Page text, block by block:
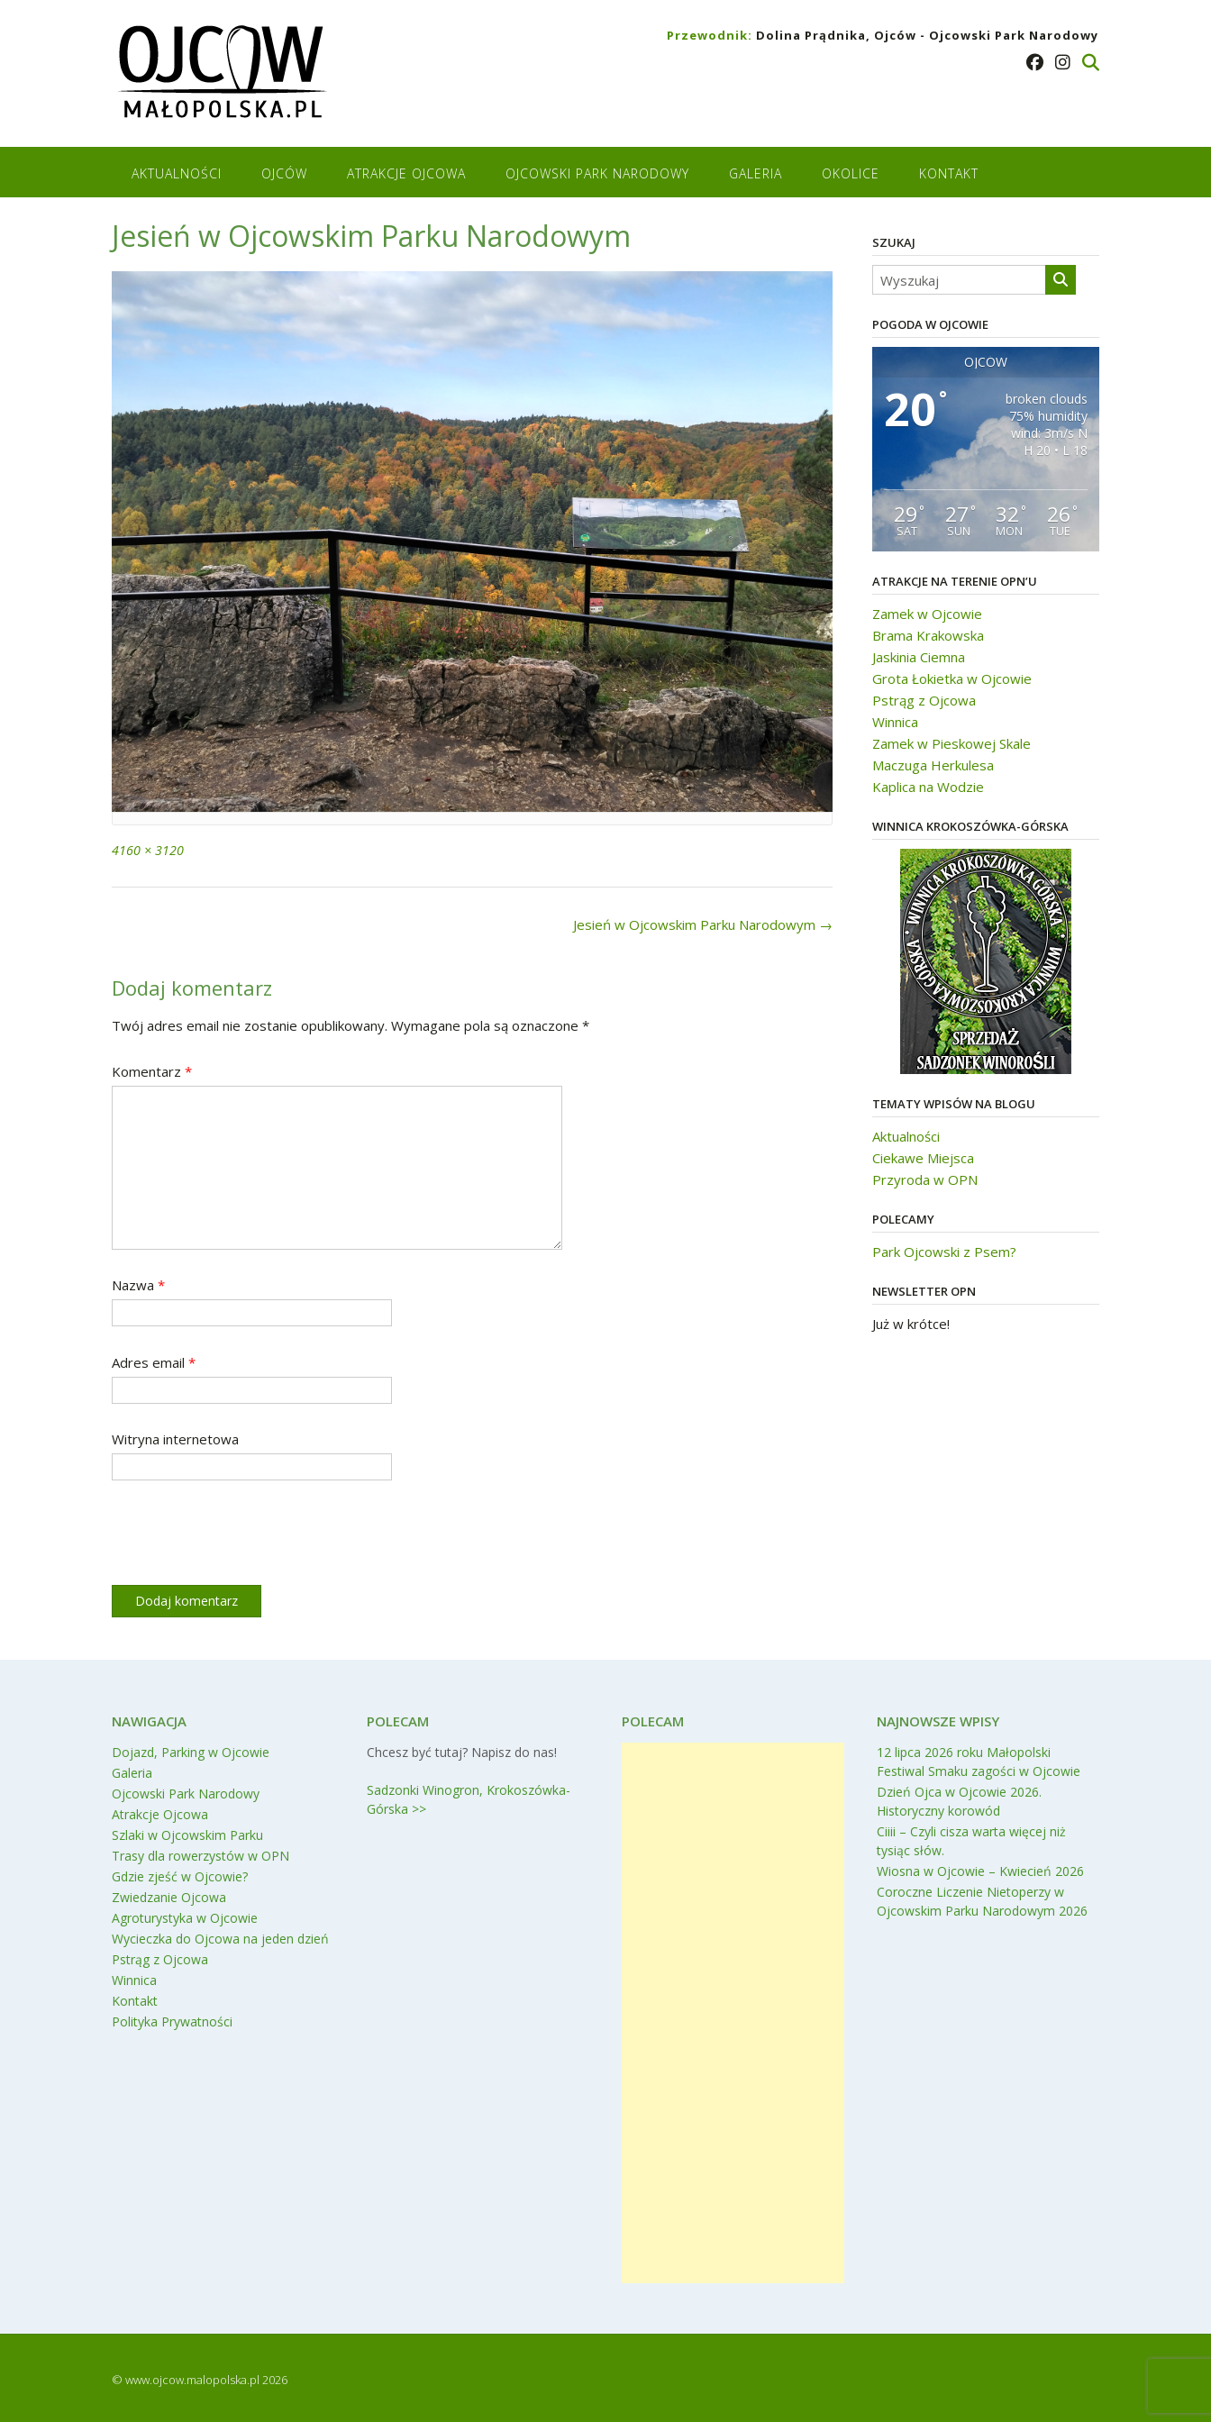
Przewodnik: Dolina Prądnika, Ojców - Ojcowski Park Narodowy
AKTUALNOŚCI OJCÓW ATRAKCJE OJCOWA OJCOWSKI PARK NARODOWY GALERIA OKOLICE KONTAKT
Jesień w Ojcowskim Parku Narodowym
Full
4160 × 3120
Jesień w Ojcowskim Parku Narodowym →
Dodaj komentarz
Twój adres email nie zostanie opublikowany. Wymagane pola są oznaczone *
Komentarz *
Nazwa *
Adres email *
Witryna internetowa
SZUKAJ
POGODA W OJCOWIE
OJCÓW
20°
broken clouds
75% humidity
wind: 3m/s N
H 20 • L 18
29 °
SAT
27 °
SUN
32 °
MON
26 °
TUE
ATRAKCJE NA TERENIE OPN’U
Zamek w Ojcowie
Brama Krakowska
Jaskinia Ciemna
Grota Łokietka w Ojcowie
Pstrąg z Ojcowa
Winnica
Zamek w Pieskowej Skale
Maczuga Herkulesa
Kaplica na Wodzie
WINNICA KROKOSZÓWKA-GÓRSKA
TEMATY WPISÓW NA BLOGU
Aktualności
Ciekawe Miejsca
Przyroda w OPN
POLECAMY
Park Ojcowski z Psem?
NEWSLETTER OPN
Już w krótce!
NAWIGACJA
Dojazd, Parking w Ojcowie
Galeria
Ojcowski Park Narodowy
Atrakcje Ojcowa
Szlaki w Ojcowskim Parku
Trasy dla rowerzystów w OPN
Gdzie zjeść w Ojcowie?
Zwiedzanie Ojcowa
Agroturystyka w Ojcowie
Wycieczka do Ojcowa na jeden dzień
Pstrąg z Ojcowa
Winnica
Kontakt
Polityka Prywatności
POLECAM
Chcesz być tutaj? Napisz do nas!
Sadzonki Winogron, Krokoszówka-
Górska >>
POLECAM NAJNOWSZE WPISY
12 lipca 2026 roku Małopolski
Festiwal Smaku zagości w Ojcowie
Dzień Ojca w Ojcowie 2026.
Historyczny korowód
Ciiii – Czyli cisza warta więcej niż
tysiąc słów.
Wiosna w Ojcowie – Kwiecień 2026
Coroczne Liczenie Nietoperzy w
Ojcowskim Parku Narodowym 2026
© www.ojcow.malopolska.pl 2026